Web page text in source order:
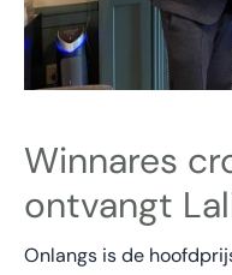
Winnares
ontvangt
Onlangs is de